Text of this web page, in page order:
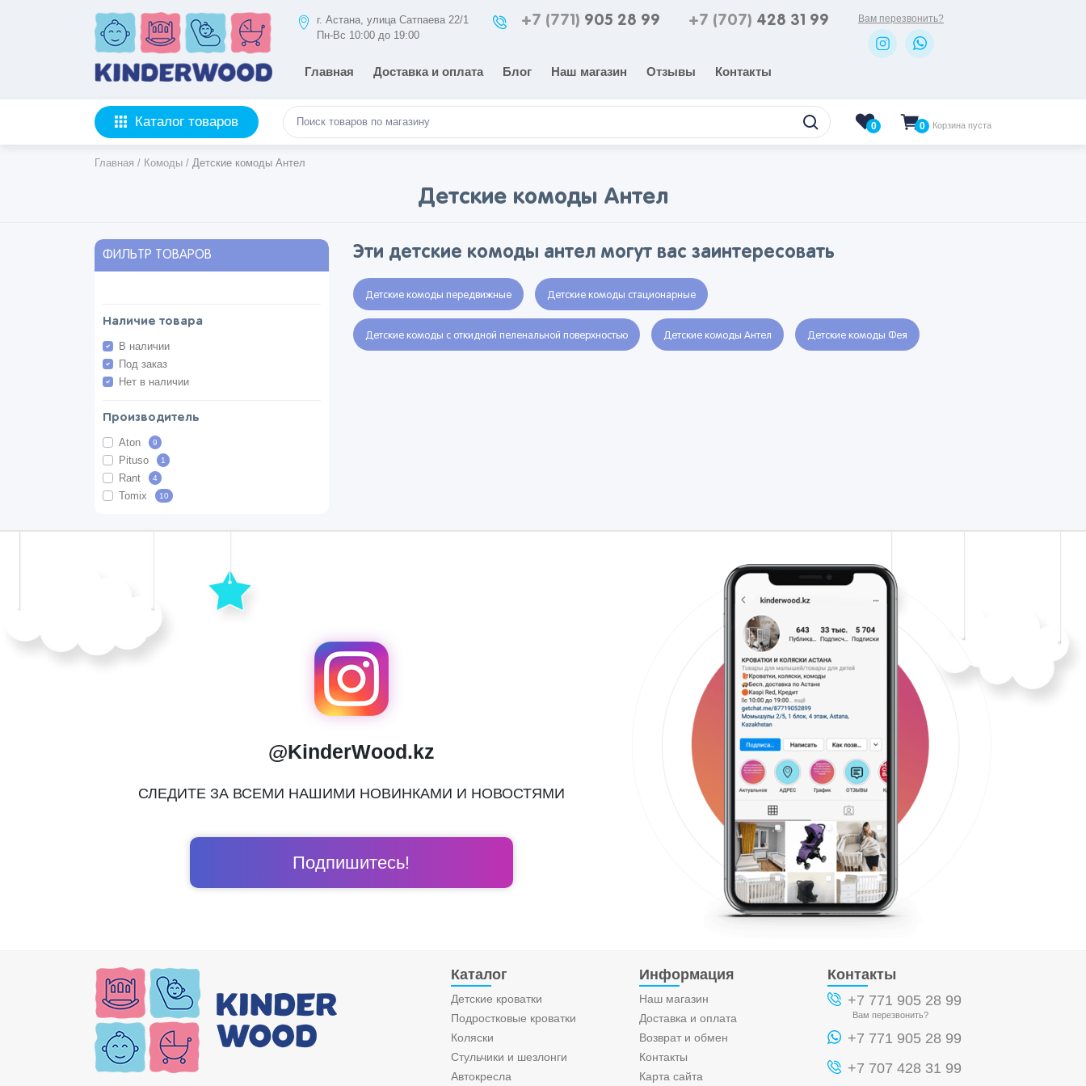
г. Астана, улица Сатпаева 22/1
Пн-Вс 10:00 до 19:00
+7 (771) 905 28 99 +7 (707) 428 31 99 Вам перезвонить?
Главная Доставка и оплата Блог Наш магазин Отзывы Контакты
Каталог товаров 0 0 Корзина пуста
Главная / Комоды / Детские комоды Антел
Детские комоды Антел
ФИЛЬТР ТОВАРОВ
Наличие товара
В наличии
Под заказ
Нет в наличии
Производитель
Aton 9
Pituso 1
Rant 4
Tomix 10
Эти детские комоды антел могут вас заинтересовать
Детские комоды передвижные Детские комоды стационарные
Детские комоды с откидной пеленальной поверхностью Детские комоды Антел Детские комоды Фея
@KinderWood.kz
СЛЕДИТЕ ЗА ВСЕМИ НАШИМИ НОВИНКАМИ И НОВОСТЯМИ
Подпишитесь!
Каталог
Детские кроватки
Подростковые кроватки
Коляски
Стульчики и шезлонги
Автокресла
Информация
Наш магазин
Доставка и оплата
Возврат и обмен
Контакты
Карта сайта
Контакты
+7 771 905 28 99
Вам перезвонить?
+7 771 905 28 99
+7 707 428 31 99